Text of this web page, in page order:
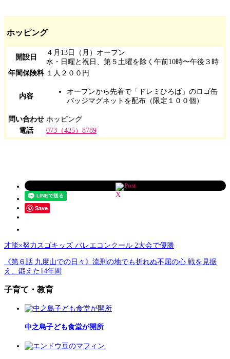
ホッピング
開設日
４月13日（月）オープン
水・日曜と祝日、第５土曜を除く午前10時〜午後３時
年間保険料 １人２００円
内容
オープンから先着で「ドレミひろば」のロゴ缶
バッジマグネットを配布（限定１００個）
問い合わせ ホッピング
電話
073（425）8789
Post
Save
才能×努力スゴキッズ バレエコンクール 2大会で優勝
《第６話 九度山での日々》流刑の地でも折れぬ不屈の心 戦を見据
え、鍛えた14年間
子育て・教育
中之島子ども食堂が開所